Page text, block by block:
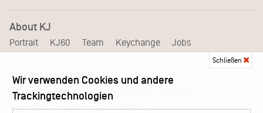
About KJ
Portrait KJ60 Team Keychange Jobs
Medien & Branche
Booking Presse
Pressematerial – Festivals
Akkreditierungsformular – Festivals
Schließen
Wir verwenden Cookies und andere
Trackingtechnologien